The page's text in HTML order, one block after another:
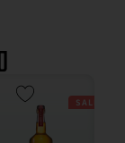
SALE